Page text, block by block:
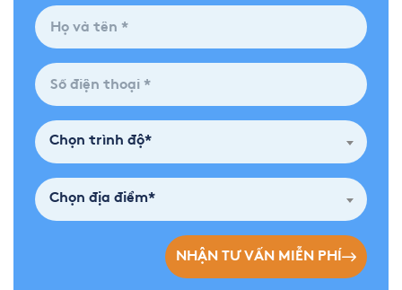
Chọn trình độ*
Chọn địa điểm*
NHẬN TƯ VẤN MIỄN PHÍ